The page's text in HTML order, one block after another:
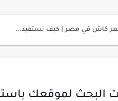
مفاتيح تناسب عملك اليومي